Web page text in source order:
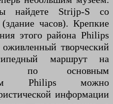
найдете Strijp-S со
часов). Крепкие
этого района Philips
творческий
маршрут на
по основным
Philips можно
информации